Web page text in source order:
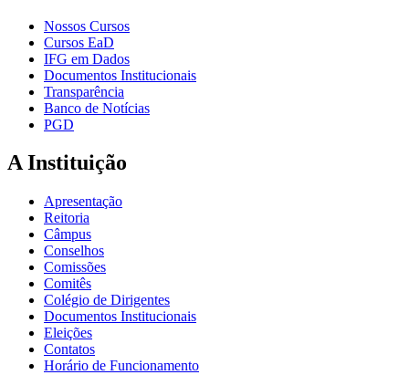
Nossos Cursos
Cursos EaD
IFG em Dados
Documentos Institucionais
Transparência
Banco de Notícias
PGD
A Instituição
Apresentação
Reitoria
Câmpus
Conselhos
Comissões
Comitês
Colégio de Dirigentes
Documentos Institucionais
Eleições
Contatos
Horário de Funcionamento